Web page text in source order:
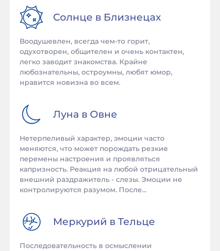
Солнце в Близнецах
Воодушевлен, всегда чем-то горит,
одухотворен, общителен и очень контактен,
легко заводит знакомства. Крайне
любознательны, остроумны, любят юмор,
нравится новизна во всем.
Луна в Овне
Нетерпеливый характер, эмоции часто
меняются, что может порождать резкие
перемены настроения и проявляться
капризность. Реакция на любой отрицательный
внешний раздражитель - слезы. Эмоции не
контролируются разумом. После...
Меркурий в Тельце
Последовательность в осмыслении